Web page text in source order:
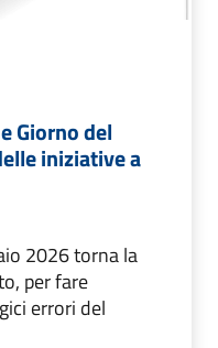
Giorno del
iniziative a
2026 torna la
per fare
errori del